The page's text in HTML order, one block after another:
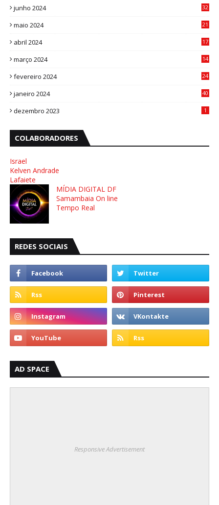
junho 2024
32
maio 2024
21
abril 2024
17
março 2024
14
fevereiro 2024
24
janeiro 2024
40
dezembro 2023 1
COLABORADORES
Israel
Kelven Andrade
Lafaiete
MÍDIA DIGITAL DF
Samambaia On line
Tempo Real
REDES SOCIAIS
AD SPACE
Responsive Advertisement